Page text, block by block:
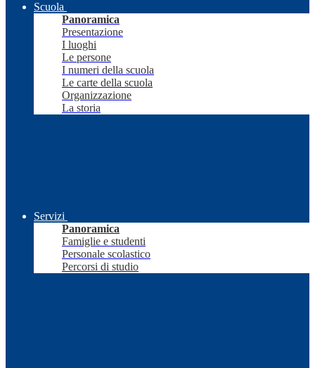
Scuola
Panoramica
Presentazione
I luoghi
Le persone
I numeri della scuola
Le carte della scuola
Organizzazione
La storia
Servizi
Panoramica
Famiglie e studenti
Personale scolastico
Percorsi di studio